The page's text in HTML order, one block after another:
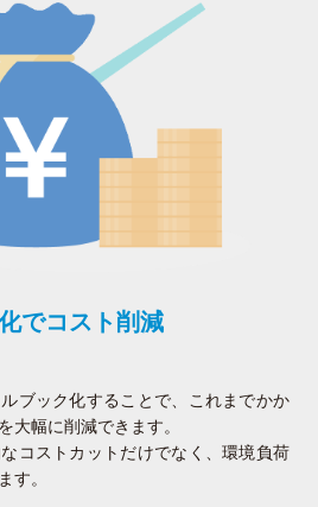
でコスト削減
ブック化することで、これまでかか
大幅に削減できます。
コストカットだけでなく、環境負荷
す。